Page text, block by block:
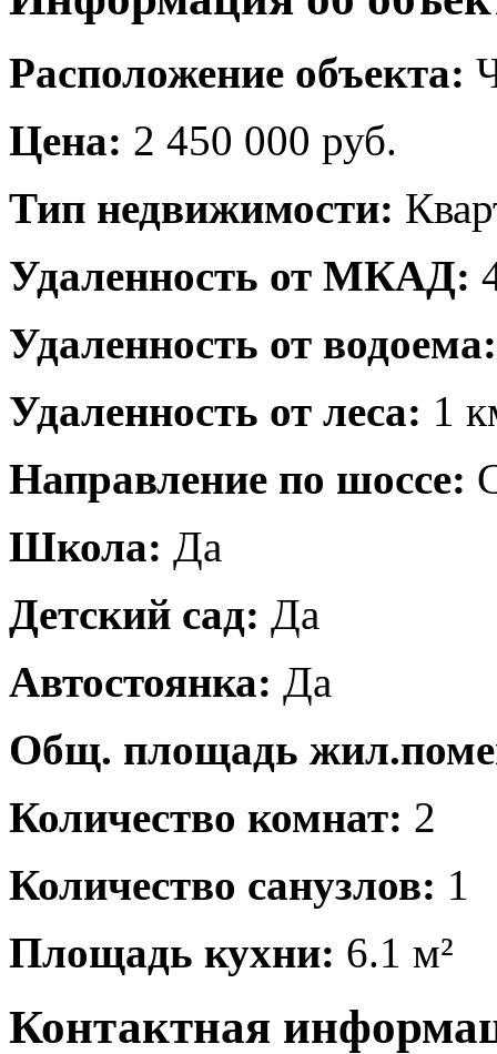
Расположение объекта:
Цена: 2 450 000 руб.
Тип недвижимости:
Удаленность от МКАД:
Удаленность от водоема:
Удаленность от леса: 1
Направление по шоссе:
Школа: Да
Детский сад: Да
Автостоянка: Да
Общ. площадь
Количество комнат: 2
Количество санузлов: 1
Площадь кухни: 6.1 м²
Контактная